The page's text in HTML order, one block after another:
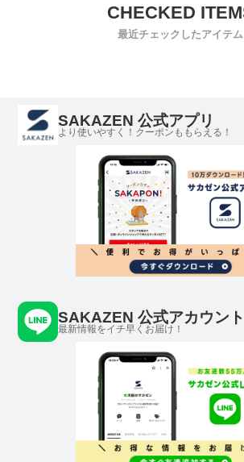
最近チェックしたアイテム
SAKAZEN 公式アプリ
より使いやすく！クーポンももらえる！
SAKAZEN 公式アカウント
最新情報をイチ早くお届け！